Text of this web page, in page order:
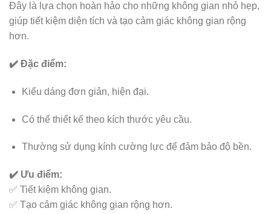
Đây là lựa chọn hoàn hảo cho những không gian nhỏ hẹp,
giúp tiết kiệm diện tích và tạo cảm giác không gian rộng
hơn.
✔️ Đặc điểm:
Kiểu dáng đơn giản, hiện đại.
Có thể thiết kế theo kích thước yêu cầu.
Thường sử dụng kính cường lực để đảm bảo độ bền.
✔️ Ưu điểm:
✅ Tiết kiệm không gian.
✅ Tạo cảm giác không gian rộng hơn.